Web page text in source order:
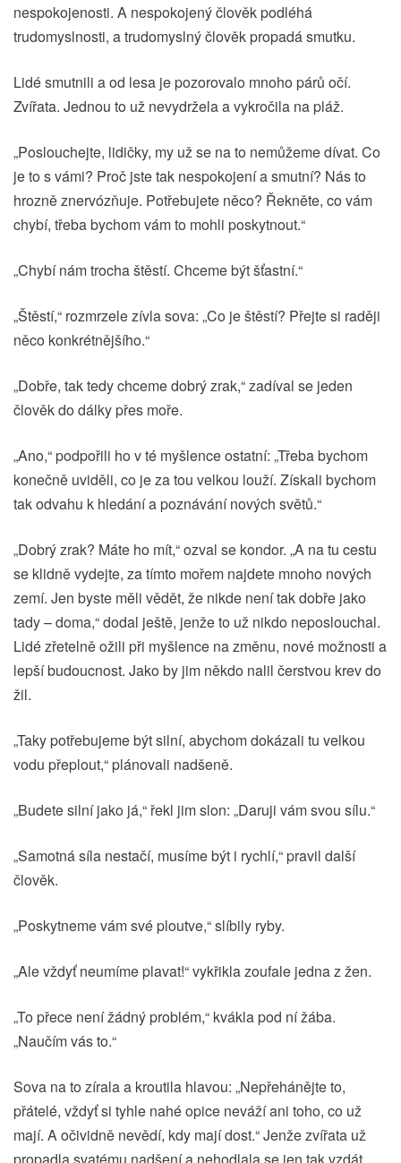
nespokojenosti. A nespokojený člověk podléhá
trudomyslnosti, a trudomyslný člověk propadá smutku.
Lidé smutnili a od lesa je pozorovalo mnoho párů očí.
Zvířata. Jednou to už nevydržela a vykročila na pláž.
„Poslouchejte, lidičky, my už se na to nemůžeme dívat. Co
je to s vámi? Proč jste tak nespokojení a smutní? Nás to
hrozně znervózňuje. Potřebujete něco? Řekněte, co vám
chybí, třeba bychom vám to mohli poskytnout.“
„Chybí nám trocha štěstí. Chceme být šťastní.“
„Štěstí,“ rozmrzele zívla sova: „Co je štěstí? Přejte si raději
něco konkrétnějšího.“
„Dobře, tak tedy chceme dobrý zrak,“ zadíval se jeden
člověk do dálky přes moře.
„Ano,“ podpořili ho v té myšlence ostatní: „Třeba bychom
konečně uviděli, co je za tou velkou louží. Získali bychom
tak odvahu k hledání a poznávání nových světů.“
„Dobrý zrak? Máte ho mít,“ ozval se kondor. „A na tu cestu
se klidně vydejte, za tímto mořem najdete mnoho nových
zemí. Jen byste měli vědět, že nikde není tak dobře jako
tady – doma,“ dodal ještě, jenže to už nikdo neposlouchal.
Lidé zřetelně ožili při myšlence na změnu, nové možnosti a
lepší budoucnost. Jako by jim někdo nalil čerstvou krev do
žil.
„Taky potřebujeme být silní, abychom dokázali tu velkou
vodu přeplout,“ plánovali nadšeně.
„Budete silní jako já,“ řekl jim slon: „Daruji vám svou sílu.“
„Samotná síla nestačí, musíme být i rychlí,“ pravil další
člověk.
„Poskytneme vám své ploutve,“ slíbily ryby.
„Ale vždyť neumíme plavat!“ vykřikla zoufale jedna z žen.
„To přece není žádný problém,“ kvákla pod ní žába.
„Naučím vás to.“
Sova na to zírala a kroutila hlavou: „Nepřehánějte to,
přátelé, vždyť si tyhle nahé opice neváží ani toho, co už
mají. A očividně nevědí, kdy mají dost.“ Jenže zvířata už